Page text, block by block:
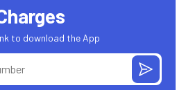
to download the App